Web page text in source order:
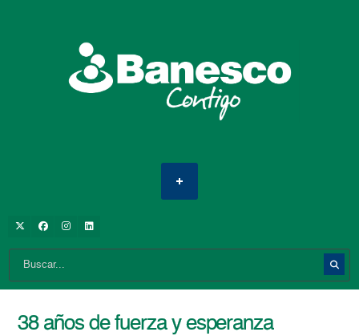
38 años de fuerza y esperanza